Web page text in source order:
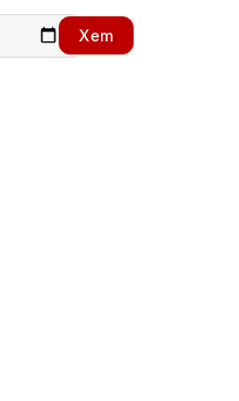
Xem